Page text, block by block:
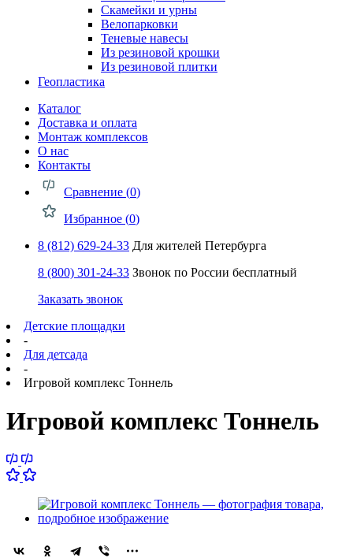
Скамейки и урны
Велопарковки
Теневые навесы
Из резиновой крошки
Из резиновой плитки
Геопластика
Каталог
Доставка и оплата
Монтаж комплексов
О нас
Контакты
Сравнение (0)
Избранное (0)
8 (812) 629-24-33 Для жителей Петербурга
8 (800) 301-24-33 Звонок по России бесплатный
Заказать звонок
Детские площадки
-
Для детсада
-
Игровой комплекс Тоннель
Игровой комплекс Тоннель